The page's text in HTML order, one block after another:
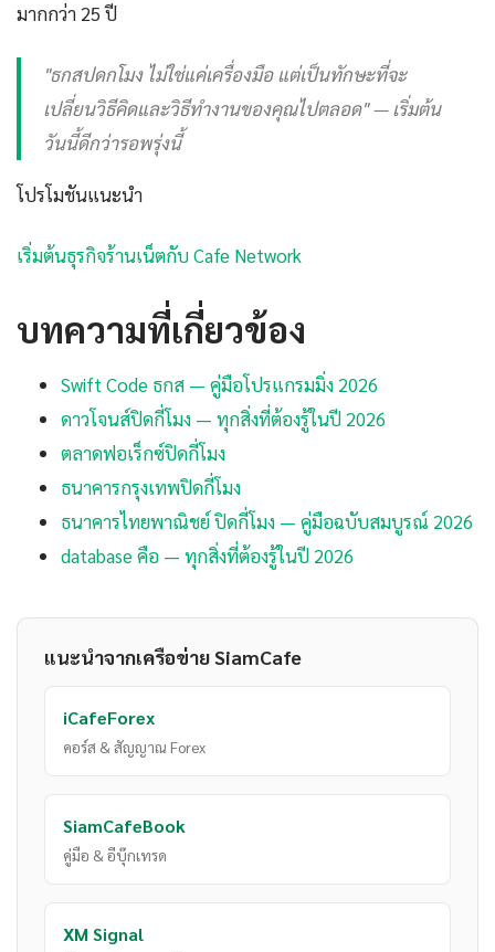
มากกว่า 25 ปี
"ธกสปดกโมง ไม่ใช่แค่เครื่องมือ แต่เป็นทักษะที่จะ
เปลี่ยนวิธีคิดและวิธีทำงานของคุณไปตลอด" — เริ่มต้น
วันนี้ดีกว่ารอพรุ่งนี้
โปรโมชันแนะนำ
เริ่มต้นธุรกิจร้านเน็ตกับ Cafe Network
บทความที่เกี่ยวข้อง
Swift Code ธกส — คู่มือโปรแกรมมิ่ง 2026
ดาวโจนส์ปิดกี่โมง — ทุกสิ่งที่ต้องรู้ในปี 2026
ตลาดฟอเร็กซ์ปิดกี่โมง
ธนาคารกรุงเทพปิดกี่โมง
ธนาคารไทยพาณิชย์ ปิดกี่โมง — คู่มือฉบับสมบูรณ์ 2026
database คือ — ทุกสิ่งที่ต้องรู้ในปี 2026
แนะนำจากเครือข่าย SiamCafe
iCafeForex
คอร์ส & สัญญาณ Forex
SiamCafeBook
คู่มือ & อีบุ๊กเทรด
XM Signal